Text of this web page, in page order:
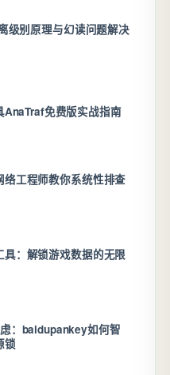
级别原理与幻读问题解决
免费版实战指南
络工程师教你系统性排查
：解锁游戏数据的无限
：baidupankey如何智
锁